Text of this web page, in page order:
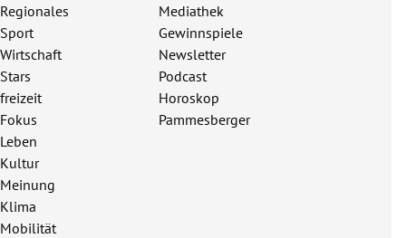
Regionales
Sport
Wirtschaft
Stars
freizeit
Fokus
Leben
Kultur
Meinung
Klima
Mobilität
Mediathek
Gewinnspiele
Newsletter
Podcast
Horoskop
Pammesberger